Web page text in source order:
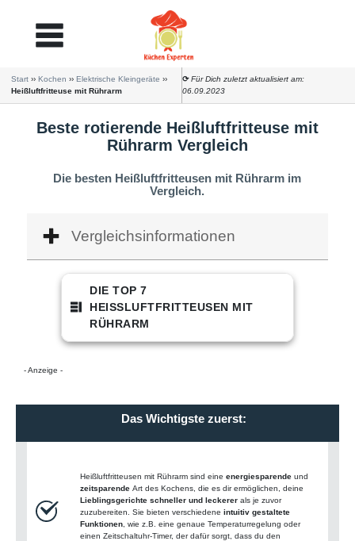
Start ››Kochen ››Elektrische Kleingeräte ››
Heißluftfritteuse mit Rührarm
⟳ Für Dich zuletzt aktualisiert am:
06.09.2023
Beste rotierende Heißluftfritteuse mit
Rührarm Vergleich
Die besten Heißluftfritteusen mit Rührarm im
Vergleich.
Vergleichsinformationen
DIE TOP 7
HEISSLUFTFRITTEUSEN MIT R
ÜHRARM
- Anzeige -
Das Wichtigste zuerst:
Heißluftfritteusen mit Rührarm sind eineenergiesparendeund
zeitsparendeArt des Kochens, die es dir ermöglichen, deine
Lieblingsgerichte schneller und leckerer als je zuvor
zuzubereiten. Sie bieten verschiedeneintuitiv gestaltete
Funktionen , wie z.B. eine genaue Temperaturregelung oder
einen Zeitschaltuhr-Timer, der dafür sorgt, dass du den